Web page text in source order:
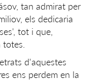
tan admirat per
els dedicaria
tot i que,
d'aquestes
ens perdem en la